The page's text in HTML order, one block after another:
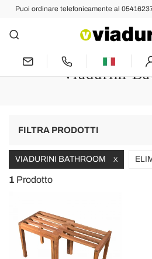
Puoi ordinare telefonicamente al
Sgabelli da
Sedute per il Relax
Viadurini
FILTRA PRODOTTI
VIADURINI BATHROOM X
1 Prodotto